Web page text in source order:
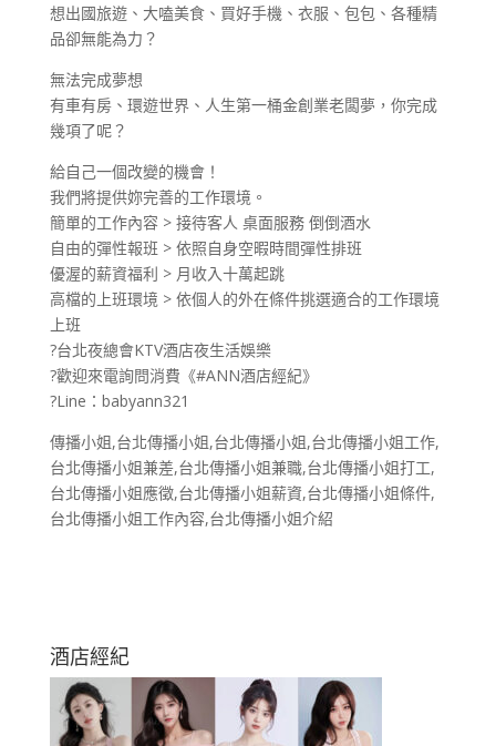
想出國旅遊、大嗑美食、買好手機、衣服、包包、各種精
品卻無能為力？
無法完成夢想
有車有房、環遊世界、人生第一桶金創業老闆夢，你完成
幾項了呢？
給自己一個改變的機會！
我們將提供妳完善的工作環境。
簡單的工作內容 > 接待客人 桌面服務 倒倒酒水
自由的彈性報班 > 依照自身空暇時間彈性排班
優渥的薪資福利 > 月收入十萬起跳
高檔的上班環境 > 依個人的外在條件挑選適合的工作環境
上班
?台北夜總會KTV酒店夜生活娛樂
?歡迎來電詢問消費《#ANN酒店經紀》
?Line：babyann321
傳播小姐,台北傳播小姐,台北傳播小姐,台北傳播小姐工作,
台北傳播小姐兼差,台北傳播小姐兼職,台北傳播小姐打工,
台北傳播小姐應徵,台北傳播小姐薪資,台北傳播小姐條件,
台北傳播小姐工作內容,台北傳播小姐介紹
酒店經紀